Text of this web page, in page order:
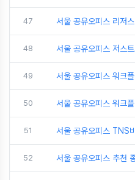
47 서울 공유오피스 리저
48 서울 공유오피스 저스
49 서울 공유오피스 워크
50 서울 공유오피스 워크
51 서울 공유오피스 TNS
52 서울 공유오피스 추천